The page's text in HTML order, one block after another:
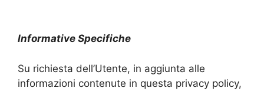
Informative Specifiche
Su richiesta dell’Utente, in aggiunta alle
informazioni contenute in questa privacy policy,